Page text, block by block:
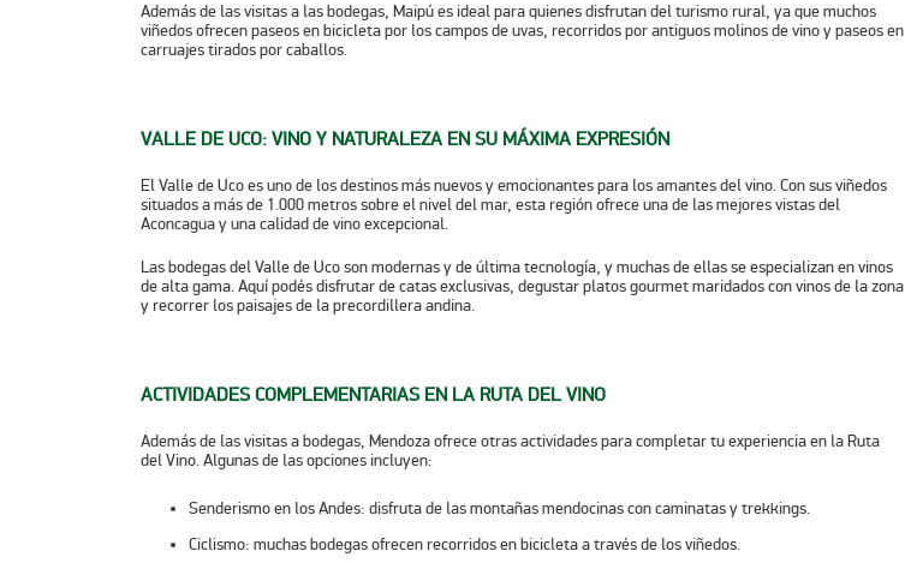
Además de las visitas a las bodegas, Maipú es ideal para quienes disfrutan del turismo rural, ya que muchos
viñedos ofrecen paseos en bicicleta por los campos de uvas, recorridos por antiguos molinos de vino y paseos en
carruajes tirados por caballos.
VALLE DE UCO: VINO Y NATURALEZA EN SU MÁXIMA EXPRESIÓN
ElValle de Ucoes uno de los destinos más nuevos y emocionantes para los amantes del vino. Con sus viñedos
situados a más de 1.000 metros sobre el nivel del mar, esta región ofrece una de las mejores vistas del
Aconcaguay una calidad de vino excepcional.
Lasbodegasdel Valle de Uco son modernas y de última tecnología, y muchas de ellas se especializan en vinos
de alta gama. Aquí podés disfrutar de catas exclusivas, degustar platos gourmet maridados convinosde la zona
y recorrer los paisajes de la precordillera andina.
ACTIVIDADES COMPLEMENTARIAS EN LA RUTA DEL VINO
Además de las visitas a bodegas, Mendoza ofrece otras actividades para completar tu experiencia en laRuta
del Vino. Algunas de las opciones incluyen:
Senderismo en los Andes: disfruta de las montañas mendocinas con caminatas y trekkings.
Ciclismo: muchas bodegas ofrecen recorridos en bicicleta a través de los viñedos.